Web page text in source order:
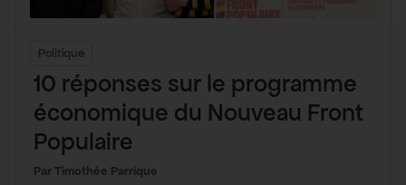
Politique
10 réponses sur le programme
économique du Nouveau Front
Populaire
Timothée Parrique